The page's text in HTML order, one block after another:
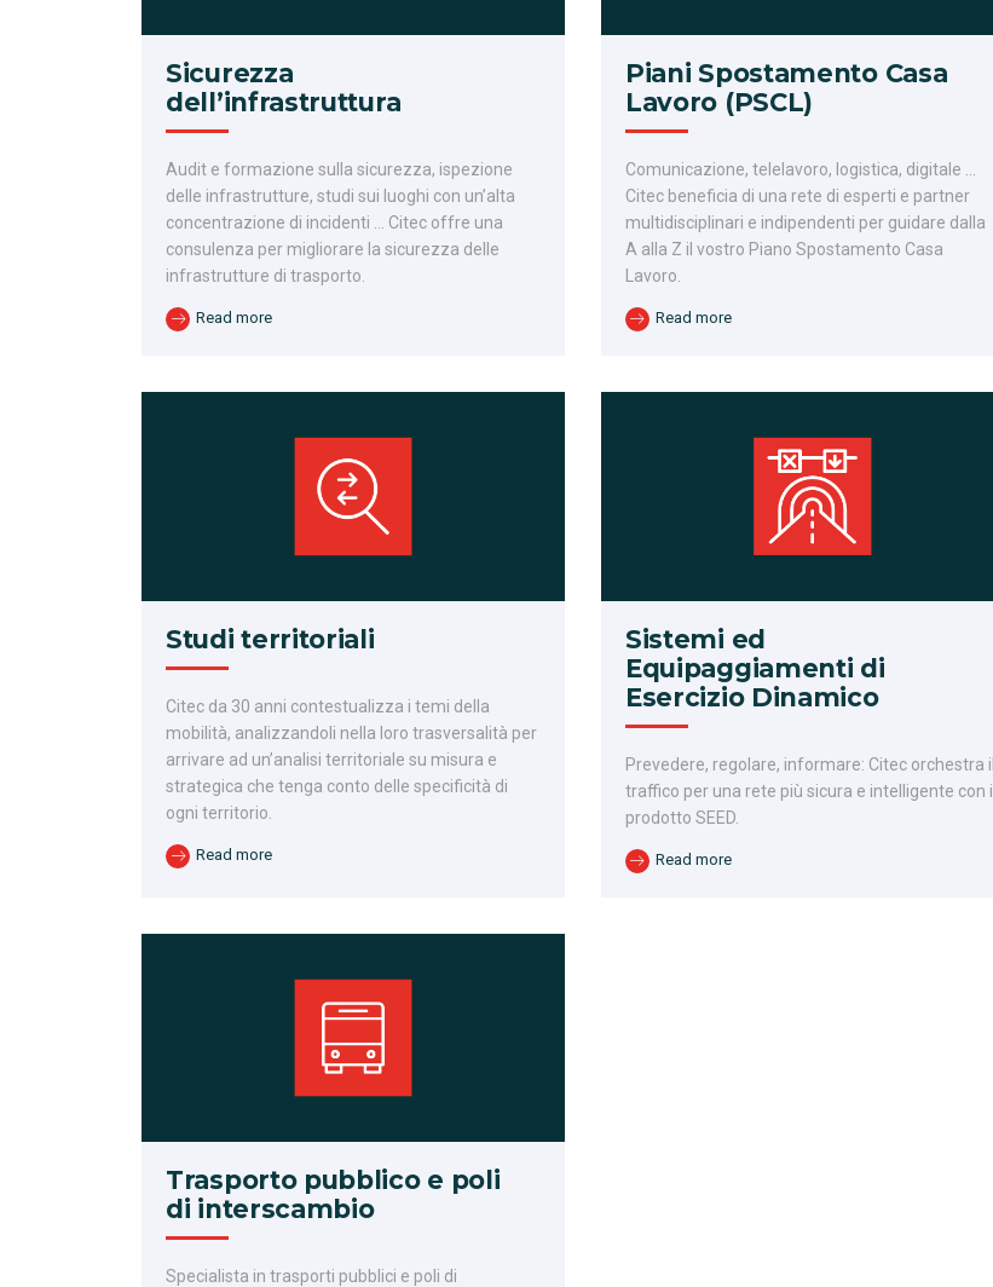
Sicurezza
dell’infrastruttura
Audit e formazione sulla sicurezza, ispezione
delle infrastrutture, studi sui luoghi con un’alta
concentrazione di incidenti … Citec offre una
consulenza per migliorare la sicurezza delle
infrastrutture di trasporto.
Read more
Piani Spostamento Casa
Lavoro (PSCL)
Comunicazione, telelavoro, logistica, digitale …
Citec beneficia di una rete di esperti e partner
multidisciplinari e indipendenti per guidare dalla
A alla Z il vostro Piano Spostamento Casa
Lavoro.
Read more
Studi territoriali
Citec da 30 anni contestualizza i temi della
mobilità, analizzandoli nella loro trasversalità per
arrivare ad un’analisi territoriale su misura e
strategica che tenga conto delle specificità di
ogni territorio.
Read more
Sistemi ed
Equipaggiamenti di
Esercizio Dinamico
Prevedere, regolare, informare: Citec orchestra il
traffico per una rete più sicura e intelligente con il
prodotto SEED.
Read more
Trasporto pubblico e poli
di interscambio
Specialista in trasporti pubblici e poli di